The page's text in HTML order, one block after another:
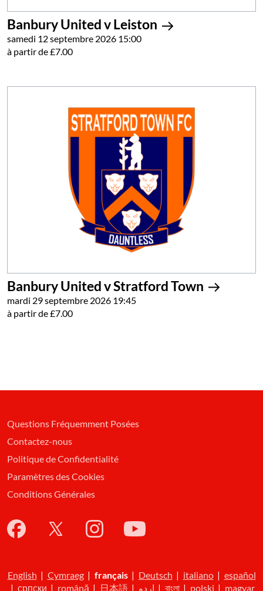
Banbury United v Leiston
samedi 12 septembre 2026 15:00
à partir de £7.00
Banbury United v Stratford Town
mardi 29 septembre 2026 19:45
à partir de £7.00
Questions Fréquemment Posées
Contactez-nous
Politique de Confidentialité
Paramètres des Cookies
Conditions Générales
English | Cymraeg| français| Deutsch | italiano| español
| српски | română | 日本語| اردو | বাংলা| polski | magyar